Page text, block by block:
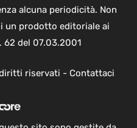
alcuna periodicità. Non
un prodotto editoriale ai
62 del 07.03.2001
riservati - Contattaci